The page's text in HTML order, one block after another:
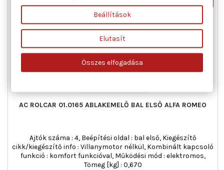
AC ROLCAR 01.0165 ABLAKEMELŐ BAL ELSŐ ALFA ROMEO
Ajtók száma : 4, Beépítési oldal : bal első, Kiegészítő
cikk/kiegészítő info : Villanymotor nélkül, Kombinált kapcsoló
funkció : komfort funkcióval, Működési mód : elektromos,
Tömeg [kg] : 0,670
Beállítások
Elutasít
Összes elfogadása